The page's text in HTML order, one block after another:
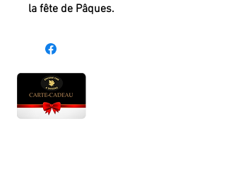
la fête de Pâques.